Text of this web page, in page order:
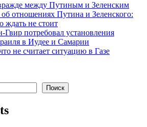
между Путиным и Зеленским
об отношениях Путина и Зеленского:
ждать не стоит
потребовал установления
в Иудее и Самарии
не считает ситуацию в Газе
Поиск